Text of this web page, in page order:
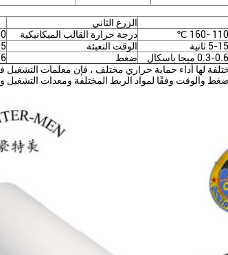
الزرع الثاني
110 -160 ℃ درجة حرارة القالب الميكانيكية
℃
5-15 ثانية الوقت التعبئة
8-
0.3-0.6 ميجا باسكال ضغط
لها أداء حماية حراري مختلف ، فإن معلمات
والوقت وفقًا لمواد الربط المختلفة ومعدات التشغيل